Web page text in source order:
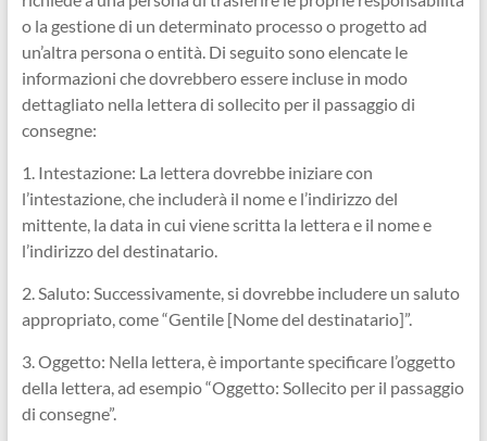
o la gestione di un determinato processo o progetto ad
un’altra persona o entità. Di seguito sono elencate le
informazioni che dovrebbero essere incluse in modo
dettagliato nella lettera di sollecito per il passaggio di
consegne:
1. Intestazione: La lettera dovrebbe iniziare con
l’intestazione, che includerà il nome e l’indirizzo del
mittente, la data in cui viene scritta la lettera e il nome e
l’indirizzo del destinatario.
2. Saluto: Successivamente, si dovrebbe includere un saluto
appropriato, come “Gentile [Nome del destinatario]”.
3. Oggetto: Nella lettera, è importante specificare l’oggetto
della lettera, ad esempio “Oggetto: Sollecito per il passaggio
di consegne”.